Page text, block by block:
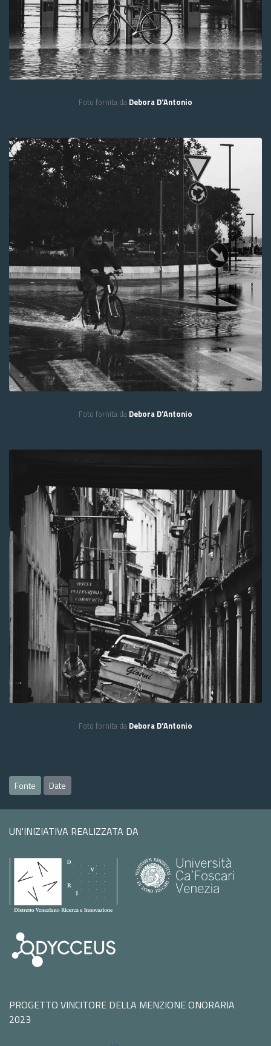
Foto fornita da Debora D'Antonio
Foto fornita da Debora D'Antonio
Foto fornita da Debora D'Antonio
Fonte Date
UN'INIZIATIVA REALIZZATA DA
PROGETTO VINCITORE DELLA MENZIONE ONORARIA
2023